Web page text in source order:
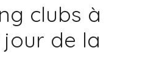
clubs à
de la